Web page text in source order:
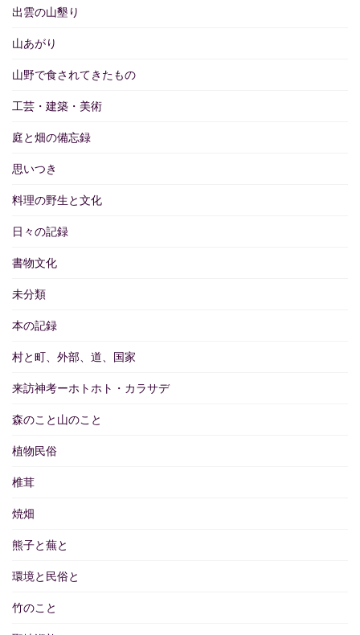
出雲の山墾り
山あがり
山野で食されてきたもの
工芸・建築・美術
庭と畑の備忘録
思いつき
料理の野生と文化
日々の記録
書物文化
未分類
本の記録
村と町、外部、道、国家
来訪神考ーホトホト・カラサデ
森のこと山のこと
植物民俗
椎茸
焼畑
熊子と蕪と
環境と民俗と
竹のこと